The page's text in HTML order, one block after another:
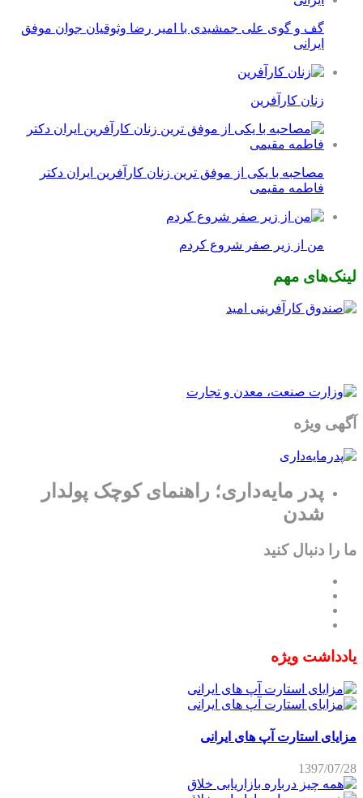
گف و گوی علی جمشیدی با امیر رضا وثوقیان جوان موفق
ایرانی
زنان کارآفرین
مصاحبه با یکی از موفق ترین زنان کارآفرین ایران دکتر
فاطمه مقیمی
من از زیر صفر شروع کردم
لینک‌های مهم
آگهی ویژه
پدر مایه‌داری؛ راهنمای کوچک پولدار
شدن
ما را دنبال کنید
یادداشت ویژه
مزایای استارت آپ های ایرانی
1397/07/28